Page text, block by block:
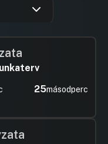
pontra
24másodperc